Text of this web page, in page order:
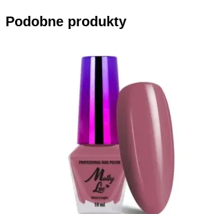
Podobne produkty